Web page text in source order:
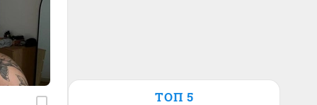
ТОП 5